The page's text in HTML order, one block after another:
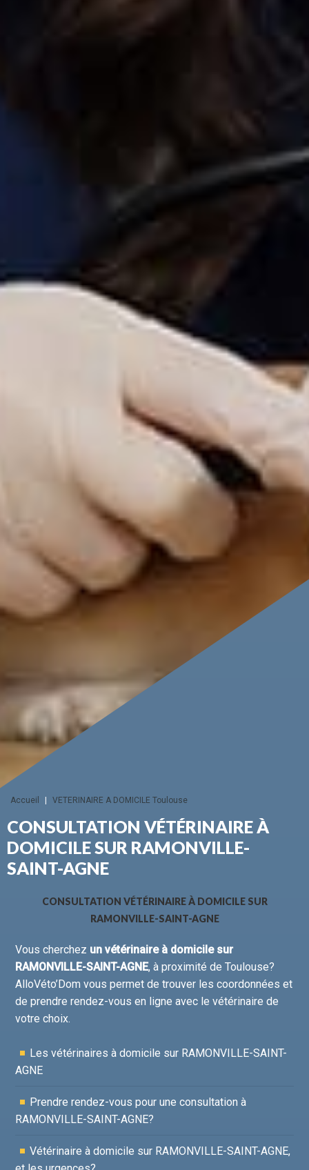
Accueil | VETERINAIRE A DOMICILE Toulouse
CONSULTATION VÉTÉRINAIRE À
DOMICILE SUR RAMONVILLE-
SAINT-AGNE
CONSULTATION VÉTÉRINAIRE À DOMICILE SUR
RAMONVILLE-SAINT-AGNE
Vous cherchez un vétérinaire à domicile sur
RAMONVILLE-SAINT-AGNE, à proximité de Toulouse?
AlloVéto’Dom vous permet de trouver les coordonnées et
de prendre rendez-vous en ligne avec le vétérinaire de
votre choix.
Les vétérinaires à domicile sur RAMONVILLE-SAINT-
AGNE
Prendre rendez-vous pour une consultation à
RAMONVILLE-SAINT-AGNE?
Vétérinaire à domicile sur RAMONVILLE-SAINT-AGNE,